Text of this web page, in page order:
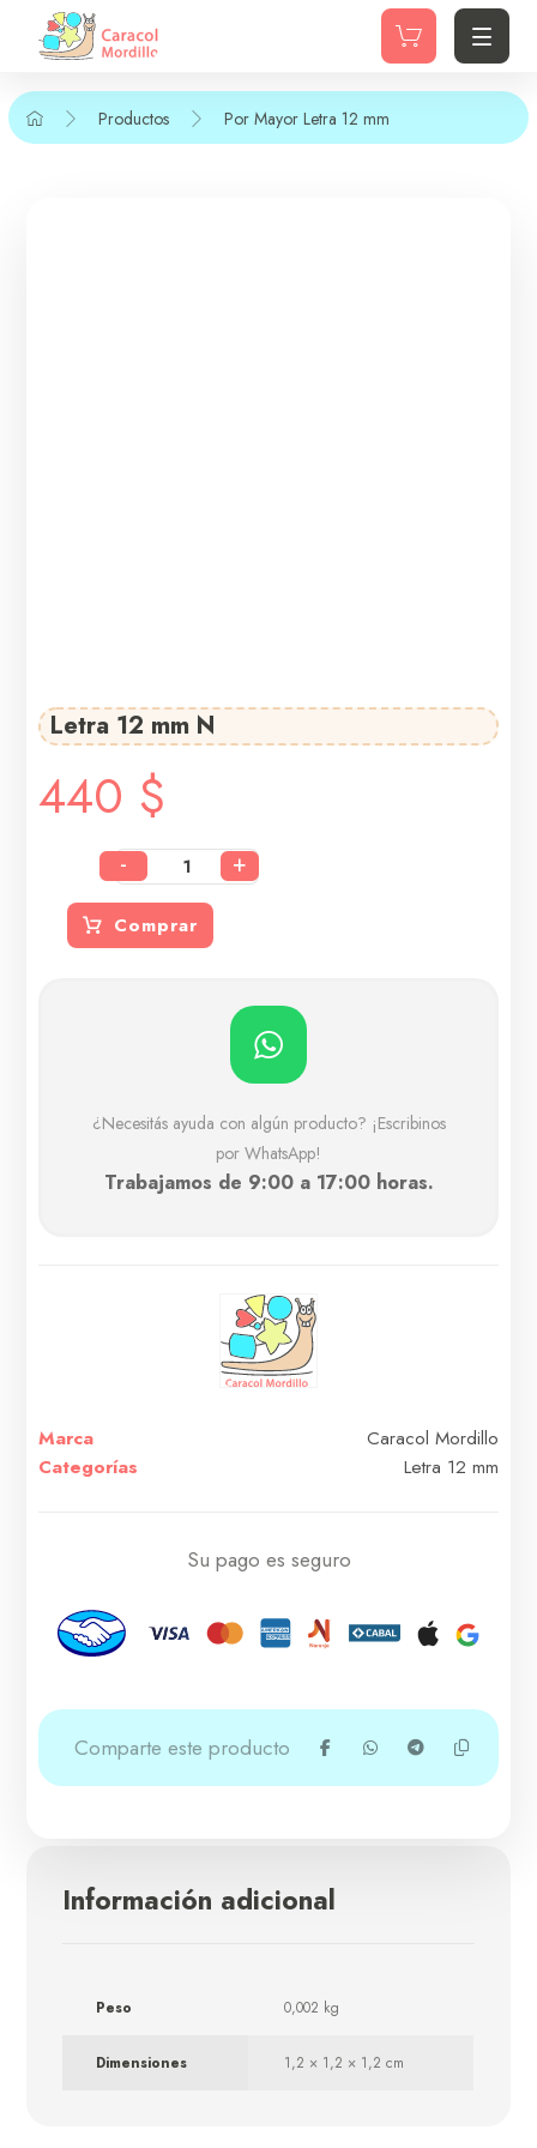
Productos Por Mayor Letra 12 mm
Letra 12 mm N
440 $
- +
Comprar
¿Necesitás ayuda con algún producto? ¡Escribinos
por WhatsApp!
Trabajamos de 9:00 a 17:00 horas.
Marca
Caracol Mordillo
Categorías
Letra 12 mm
Su pago es seguro
Información adicional
Peso 0,002 kg
Dimensiones 1,2 × 1,2 × 1,2 cm